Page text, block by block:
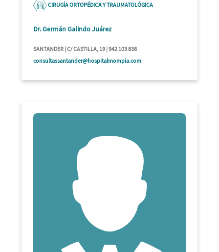
CIRUGÍA ORTOPÉDICA Y TRAUMATOLÓGICA
Dr. Germán Galindo Juárez
SANTANDER | C/ CASTILLA, 19 | 942 103 838
consultassantander@hospitalmompia.com